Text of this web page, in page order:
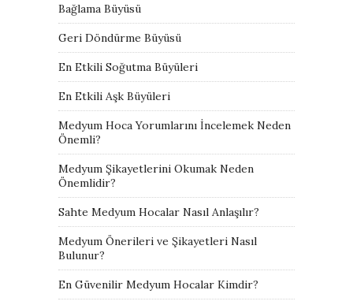
Bağlama Büyüsü
Geri Döndürme Büyüsü
En Etkili Soğutma Büyüleri
En Etkili Aşk Büyüleri
Medyum Hoca Yorumlarını İncelemek Neden
Önemli?
Medyum Şikayetlerini Okumak Neden
Önemlidir?
Sahte Medyum Hocalar Nasıl Anlaşılır?
Medyum Önerileri ve Şikayetleri Nasıl
Bulunur?
En Güvenilir Medyum Hocalar Kimdir?